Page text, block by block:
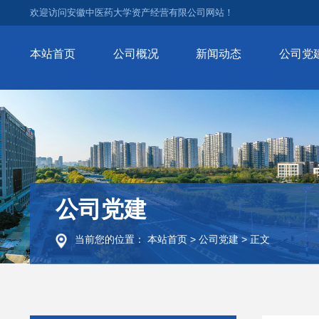
欢迎访问安徽中医药大学资产经营有限公司网站！
本站首页 公司概况 新闻动态 公司党
公司党建
当前您的位置： 本站首页 > 公司党建 >正文